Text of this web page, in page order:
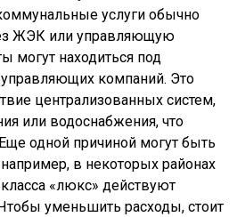
услуги обычно
ЖЭК или управляющую
могут находиться под
компаний. Это
централизованных систем,
или водоснабжения, что
одной причиной могут быть
в некоторых районах
«люкс» действуют
уменьшить расходы, стоит